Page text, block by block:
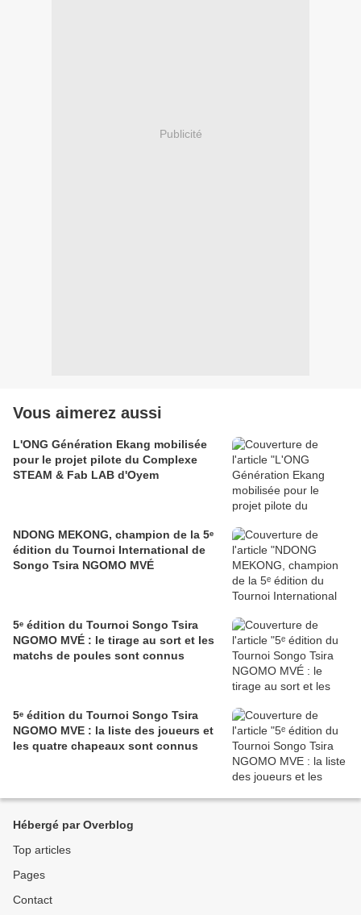
Publicité
Vous aimerez aussi
L'ONG Génération Ekang mobilisée
pour le projet pilote du Complexe
STEAM & Fab LAB d'Oyem
NDONG MEKONG, champion de la 5ᵉ
édition du Tournoi International de
Songo Tsira NGOMO MVÉ
5ᵉ édition du Tournoi Songo Tsira
NGOMO MVÉ : le tirage au sort et les
matchs de poules sont connus
5ᵉ édition du Tournoi Songo Tsira
NGOMO MVE : la liste des joueurs et
les quatre chapeaux sont connus
Hébergé par Overblog
Top articles
Pages
Contact